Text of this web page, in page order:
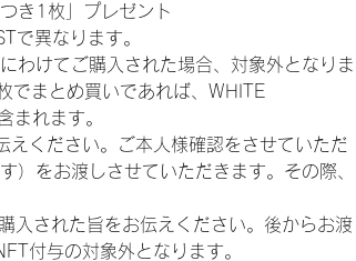
き1枚」プレゼント
で異なります。
わけてご購入された場合、対象外となりま
でまとめ買いであれば、WHITE
まれます。
ください。ご本人様確認をさせていただ
）をお渡しさせていただきます。その際、
入された旨をお伝えください。後からお渡
付与の対象外となります。